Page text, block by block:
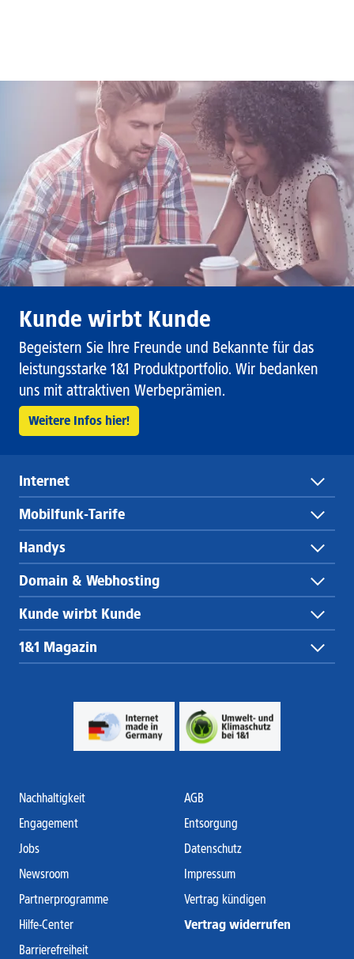
Kunde wirbt Kunde
Begeistern Sie Ihre Freunde und Bekannte für das
leistungsstarke 1&1 Produktportfolio. Wir bedanken
uns mit attraktiven Werbeprämien.
Weitere Infos hier!
Internet
Mobilfunk-Tarife
Handys
Domain & Webhosting
Kunde wirbt Kunde
1&1 Magazin
Nachhaltigkeit
Engagement
Jobs
Newsroom
Partnerprogramme
Hilfe-Center
Barrierefreiheit
AGB
Entsorgung
Datenschutz
Impressum
Vertrag kündigen
Vertrag widerrufen